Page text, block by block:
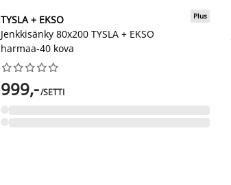
TYSLA + EKSO
Jenkkisänky 80x200 TYSLA + EKSO
harmaa-40 kova
Plus






999,-/SETTI